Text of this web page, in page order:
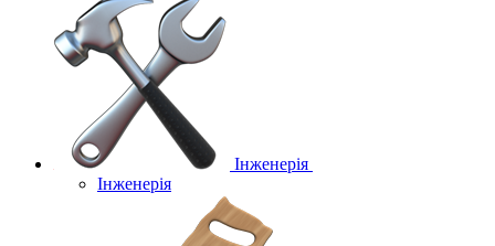
Інженерія
Інженерія